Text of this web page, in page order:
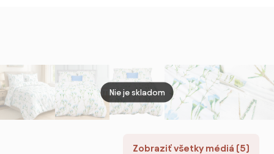
Zobraziť všetky médiá (5)
Nie je skladom